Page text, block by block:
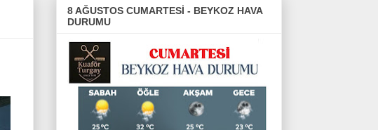
8 AĞUSTOS CUMARTESİ - BEYKOZ HAVA
DURUMU